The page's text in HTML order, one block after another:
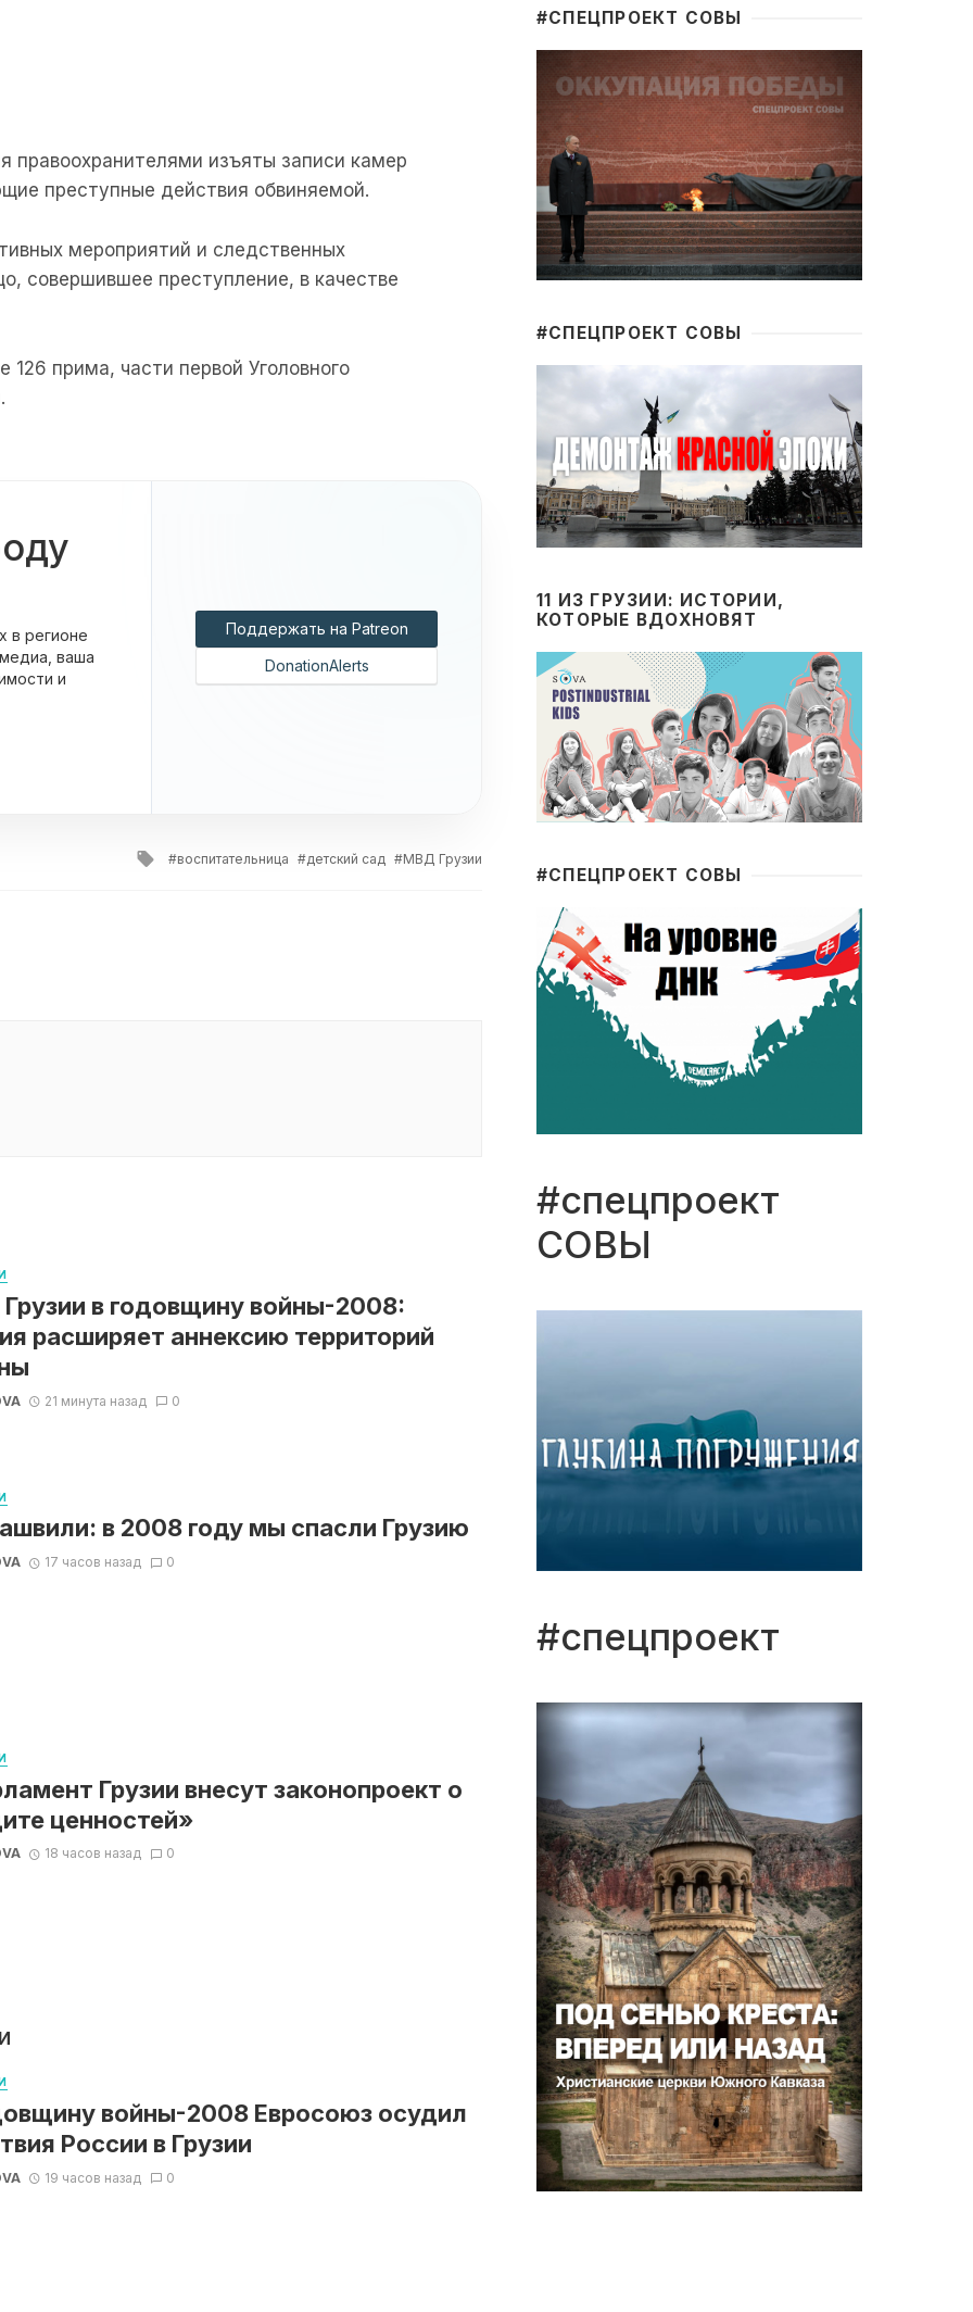
правоохранителями изъяты записи камер
преступные действия обвиняемой.
мероприятий и следственных
совершившее преступление, в качестве
126 прима, части первой Уголовного
в регионе
ваша
и
Поддержать на Patreon
DonationAlerts
Tagged
воспитательница детский сад МВД Грузии
в годовщину войны-2008:
расширяет аннексию территорий
21 минута назад 0
в 2008 году мы спасли Грузию
17 часов назад 0
Грузии внесут законопроект о
ценностей»
18 часов назад 0
войны-2008 Евросоюз осудил
России в Грузии
19 часов назад 0
#CПЕЦПРОЕКТ СОВЫ
#CПЕЦПРОЕКТ СОВЫ
11 ИЗ ГРУЗИИ: ИСТОРИИ,
КОТОРЫЕ ВДОХНОВЯТ
#CПЕЦПРОЕКТ СОВЫ
#спецпроект
СОВЫ
#спецпроект